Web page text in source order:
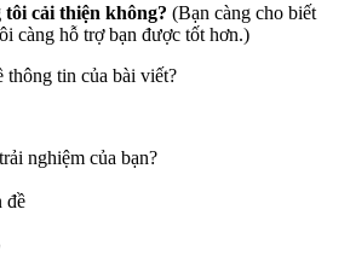
cải thiện không? (Bạn càng cho biết
càng hỗ trợ bạn được tốt hơn.)
thông tin của bài viết?
nghiệm của bạn?
đề